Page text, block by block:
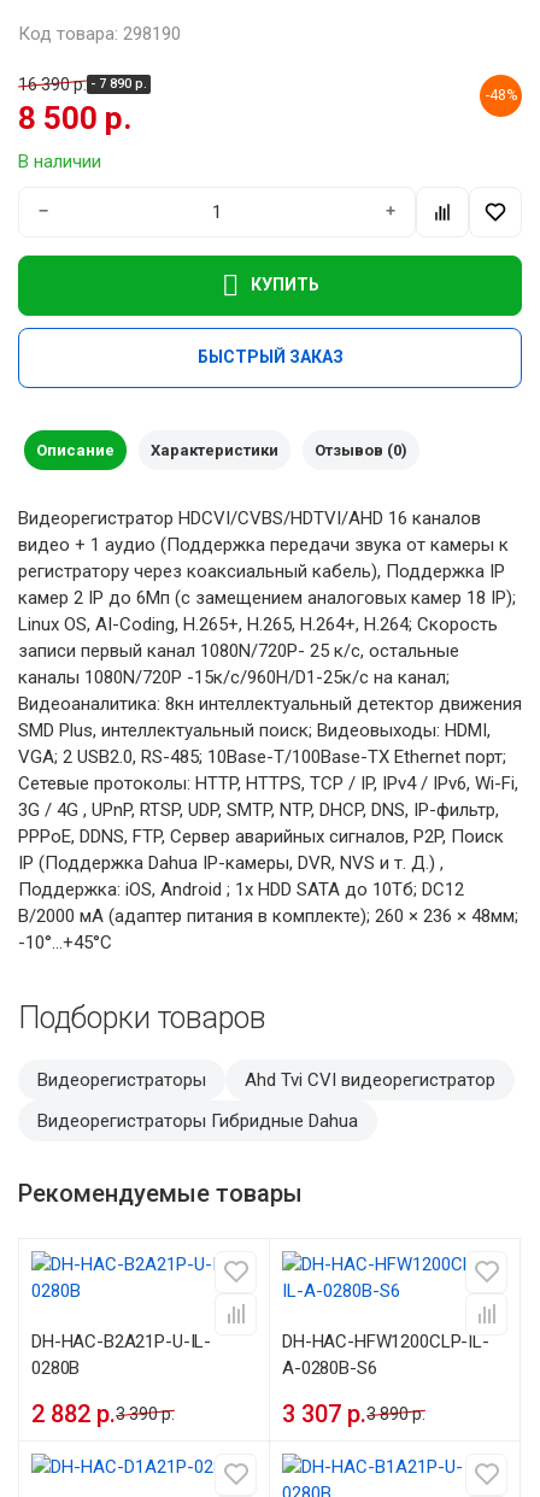
Код товара: 298190
16 390 р. - 7 890 р.
8 500 р.
-48%
В наличии
− +
КУПИТЬ
БЫСТРЫЙ ЗАКАЗ
Описание Характеристики Отзывов (0)
Видеорегистратор HDCVI/CVBS/HDTVI/AHD 16 каналов
видео + 1 аудио (Поддержка передачи звука от камеры к
регистратору через коаксиальный кабель), Поддержка IP
камер 2 IP до 6Мп (с замещением аналоговых камер 18 IP);
Linux OS, AI-Coding, H.265+, H.265, H.264+, H.264; Скорость
записи первый канал 1080N/720P- 25 к/с, остальные
каналы 1080N/720Р -15к/с/960H/D1-25к/с на канал;
Видеоаналитика: 8кн интеллектуальный детектор движения
SMD Plus, интеллектуальный поиск; Видеовыходы: HDMI,
VGA; 2 USB2.0, RS-485; 10Base-T/100Base-TX Ethernet порт;
Сетевые протоколы: HTTP, HTTPS, TCP / IP, IPv4 / IPv6, Wi-Fi,
3G / 4G , UPnP, RTSP, UDP, SMTP, NTP, DHCP, DNS, IP-фильтр,
PPPoE, DDNS, FTP, Сервер аварийных сигналов, P2P, Поиск
IP (Поддержка Dahua IP-камеры, DVR, NVS и т. Д.) ,
Поддержка: iOS, Android ; 1х HDD SATA до 10Тб; DC12
В/2000 мА (адаптер питания в комплекте); 260 × 236 × 48мм;
-10°...+45°C
Подборки товаров
Видеорегистраторы
Ahd Tvi CVI видеорегистратор
Видеорегистраторы Гибридные Dahua
Рекомендуемые товары
DH-HAC-B2A21P-U-IL-
0280B
2 882 р.3 390 р.
DH-HAC-HFW1200CLP-IL-
A-0280B-S6
3 307 р.3 890 р.